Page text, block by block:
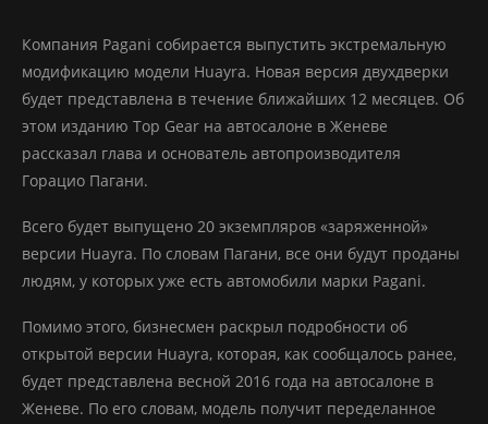
Компания Pagani собирается выпустить экстремальную
модификацию модели Huayra. Новая версия двухдверки
будет представлена в течение ближайших 12 месяцев. Об
этом изданию Top Gear на автосалоне в Женеве
рассказал глава и основатель автопроизводителя
Горацио Пагани.
Всего будет выпущено 20 экземпляров «заряженной»
версии Huayra. По словам Пагани, все они будут проданы
людям, у которых уже есть автомобили марки Pagani.
Помимо этого, бизнесмен раскрыл подробности об
открытой версии Huayra, которая, как сообщалось ранее,
будет представлена весной 2016 года на автосалоне в
Женеве. По его словам, модель получит переделанное